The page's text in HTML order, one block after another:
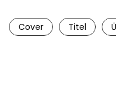
Cover Titel